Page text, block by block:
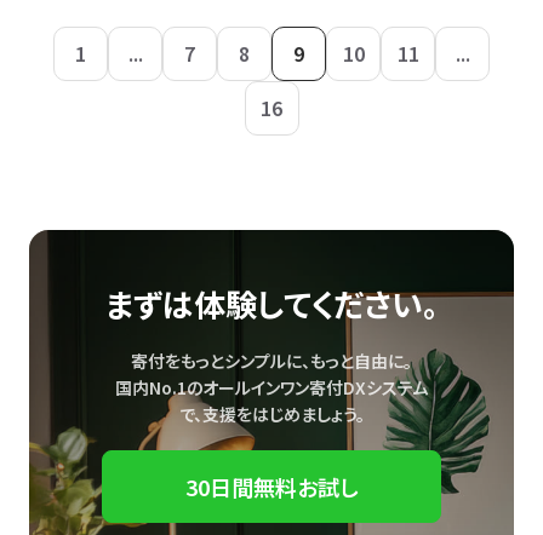
1 ... 7 8 9 10 11
...
16
まずは体験してください。
寄付をもっとシンプルに、もっと自由に。
国内No.1のオールインワン寄付DXシステム
で、支援をはじめましょう。
30日間無料お試し